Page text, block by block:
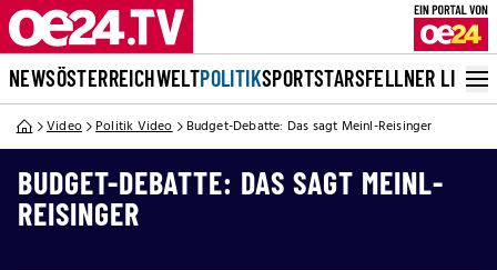
NEWSÖSTERREICHWELTPOLITIKSPORTSTARSFELLNER LIVE
Video Politik Video Budget-Debatte: Das sagt Meinl-Reisinger
BUDGET-DEBATTE: DAS SAGT MEINL-
REISINGER